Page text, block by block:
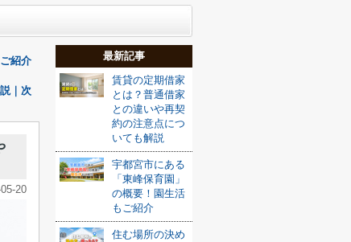
紹介
｜次
20
最新記事
賃貸の定期借家
とは？普通借家
との違いや再契
約の注意点につ
いても解説
宇都宮市にある
「東峰保育園」
の概要！園生活
もご紹介
住む場所の決め